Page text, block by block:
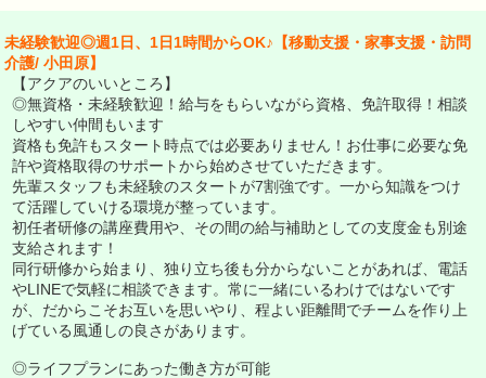
未経験歓迎◎週1日、1日1時間からOK♪【移動支援・家事支援・訪問
介護/ 小田原】
【アクアのいいところ】
◎無資格・未経験歓迎！給与をもらいながら資格、免許取得！相談
しやすい仲間もいます
資格も免許もスタート時点では必要ありません！お仕事に必要な免
許や資格取得のサポートから始めさせていただきます。
先輩スタッフも未経験のスタートが7割強です。一から知識をつけ
て活躍していける環境が整っています。
初任者研修の講座費用や、その間の給与補助としての支度金も別途
支給されます！
同行研修から始まり、独り立ち後も分からないことがあれば、電話
やLINEで気軽に相談できます。常に一緒にいるわけではないです
が、だからこそお互いを思いやり、程よい距離間でチームを作り上
げている風通しの良さがあります。
◎ライフプランにあった働き方が可能